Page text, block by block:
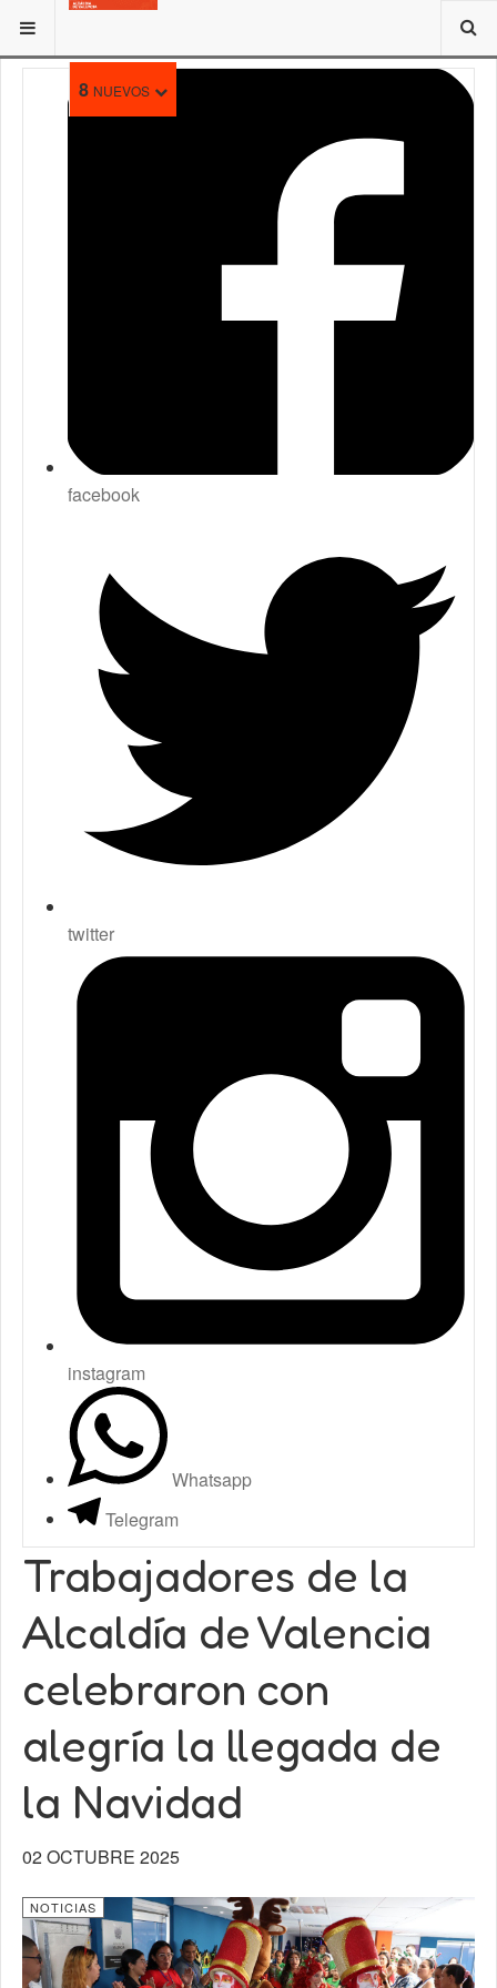
8 NUEVOS
ESTÁ AQUÍ:
facebook
twitter
instagram
Whatsapp
Telegram
Trabajadores de la
Alcaldía de Valencia
celebraron con
alegría la llegada de
la Navidad
02 OCTUBRE 2025
NOTICIAS